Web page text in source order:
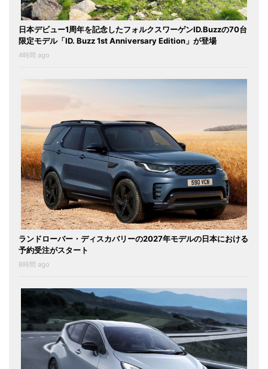
日本デビュー1周年を記念したフォルクスワーゲンID.Buzzの70台
限定モデル「ID. Buzz 1st Anniversary Edition」が登場
4時間 ago
ランドローバー・ディスカバリーの2027年モデルの日本における
予約受注がスタート
8時間 ago